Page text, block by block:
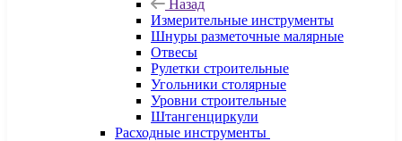
Назад
Измерительные инструменты
Шнуры разметочные малярные
Отвесы
Рулетки строительные
Угольники столярные
Уровни строительные
Штангенциркули
Расходные инструменты